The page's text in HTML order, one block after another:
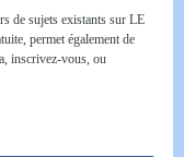
de sujets existants sur LE
permet également de
inscrivez-vous, ou